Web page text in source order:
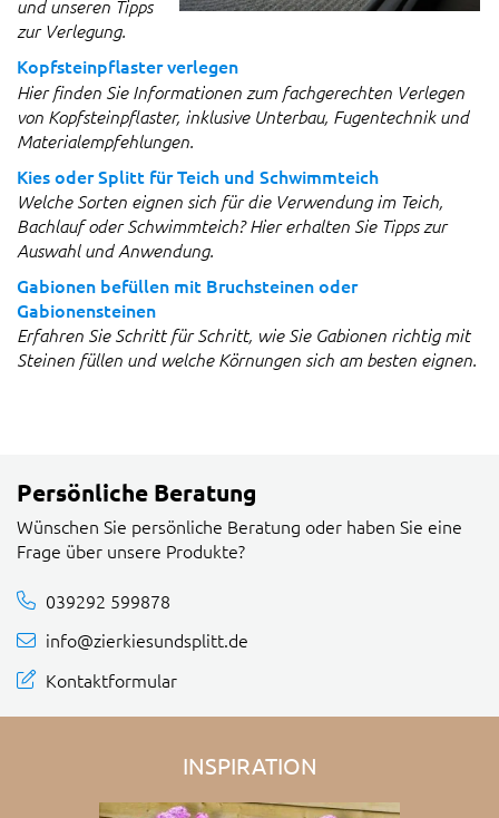
und unseren Tipps
zur Verlegung.
Kopfsteinpflaster verlegen
Hier finden Sie Informationen zum fachgerechten Verlegen
von Kopfsteinpflaster, inklusive Unterbau, Fugentechnik und
Materialempfehlungen.
Kies oder Splitt für Teich und Schwimmteich
Welche Sorten eignen sich für die Verwendung im Teich,
Bachlauf oder Schwimmteich? Hier erhalten Sie Tipps zur
Auswahl und Anwendung.
Gabionen befüllen mit Bruchsteinen oder
Gabionensteinen
Erfahren Sie Schritt für Schritt, wie Sie Gabionen richtig mit
Steinen füllen und welche Körnungen sich am besten eignen.
Persönliche Beratung
Wünschen Sie persönliche Beratung oder haben Sie eine
Frage über unsere Produkte?
039292 599878
info@zierkiesundsplitt.de
Kontaktformular
INSPIRATION